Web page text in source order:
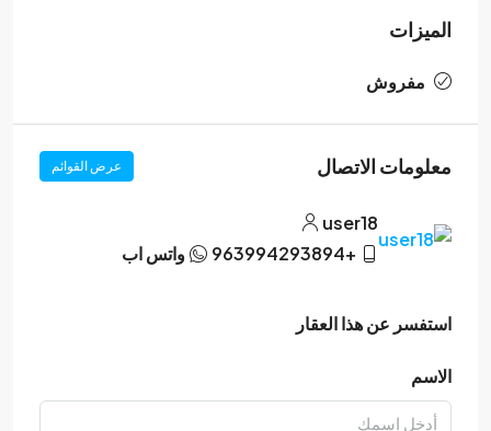
الميزات
مفروش
معلومات الاتصال عرض القوائم
user18
+963994293894
واتس اب
استفسر عن هذا العقار
الاسم